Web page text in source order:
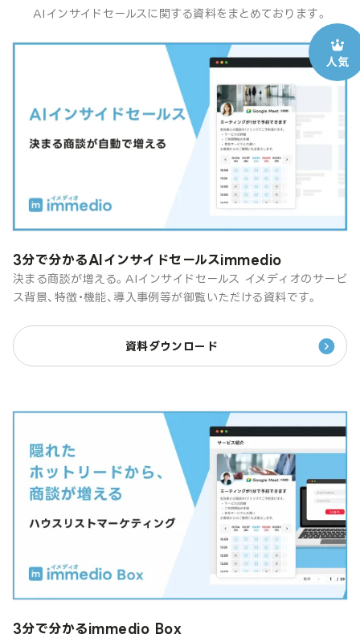
AIインサイドセールスに関する資料をまとめております。
3分で分かるAIインサイドセールスimmedio
決まる商談が増える。AIインサイドセールス イメディオのサービ
ス背景、特徴・機能、導入事例等が御覧いただける資料です。
資料ダウンロード
3分で分かるimmedio Box